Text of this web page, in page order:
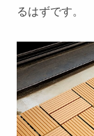
るはずです。